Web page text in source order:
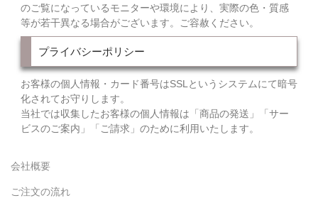
のご覧になっているモニターや環境により、実際の色・質感
等が若干異なる場合がございます。ご容赦ください。
プライバシーポリシー
お客様の個人情報・カード番号はSSLというシステムにて暗号
化されてお守りします。
当社では収集したお客様の個人情報は「商品の発送」「サー
ビスのご案内」「ご請求」のために利用いたします。
会社概要
ご注文の流れ